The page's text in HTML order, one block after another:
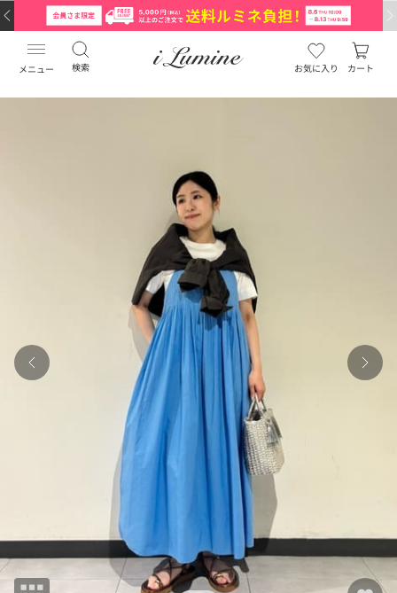
メニュー 検索 お気に入り カート